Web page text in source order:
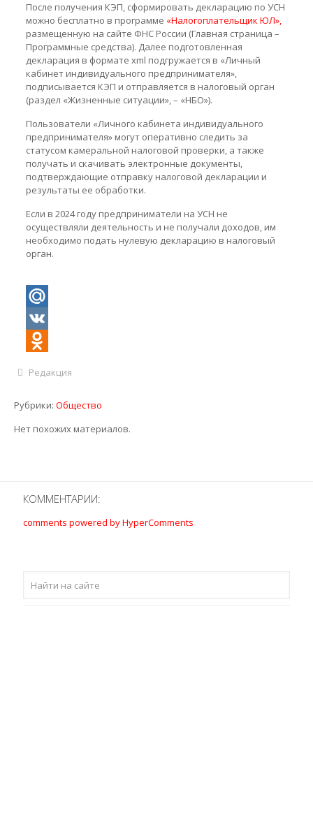
После получения КЭП, сформировать декларацию по УСН
можно бесплатно в программе «Налогоплательщик ЮЛ»,
размещенную на сайте ФНС России (Главная страница –
Программные средства). Далее подготовленная
декларация в формате xml подгружается в «Личный
кабинет индивидуального предпринимателя»,
подписывается КЭП и отправляется в налоговый орган
(раздел «Жизненные ситуации», – «НБО»).
Пользователи «Личного кабинета индивидуального
предпринимателя» могут оперативно следить за
статусом камеральной налоговой проверки, а также
получать и скачивать электронные документы,
подтверждающие отправку налоговой декларации и
результаты ее обработки.
Если в 2024 году предприниматели на УСН не
осуществляли деятельность и не получали доходов, им
необходимо подать нулевую декларацию в налоговый
орган.
Mail.Ru
VK
Редакция
Рубрики: Общество
Нет похожих материалов.
КОММЕНТАРИИ:
comments powered by HyperComments